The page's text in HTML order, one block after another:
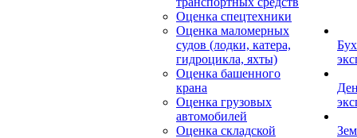
Оценка спецтехники
Оценка маломерных
судов (лодки, катера,
гидроцикла, яхты)
Оценка башенного
крана
Оценка грузовых
автомобилей
Оценка складской